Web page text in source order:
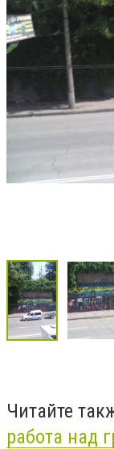
Читайте
работа над